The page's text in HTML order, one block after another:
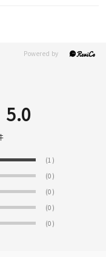
5.0
(1)
(0)
(0)
(0)
(0)